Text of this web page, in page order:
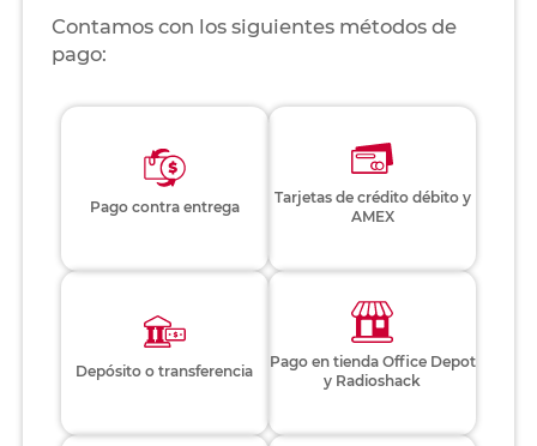
Contamos con los siguientes métodos de
pago:
Pago contra entrega
Tarjetas de crédito débito y
AMEX
Depósito o transferencia
Pago en tienda Office Depot
y Radioshack